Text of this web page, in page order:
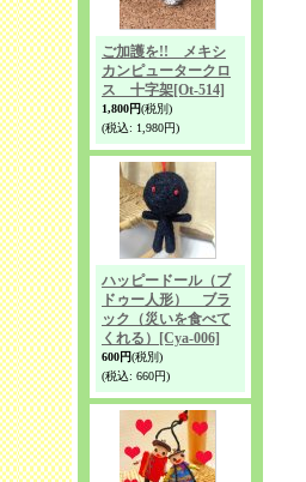
ご加護を!! メキシ
カンピュータークロ
ス 十字架[Ot-514]
1,800円(税別)
(税込: 1,980円)
ハッピードール（ブ
ドゥー人形） ブラ
ック（災いを食べて
くれる）
[Cya-006]
600円(税別)
(税込: 660円)